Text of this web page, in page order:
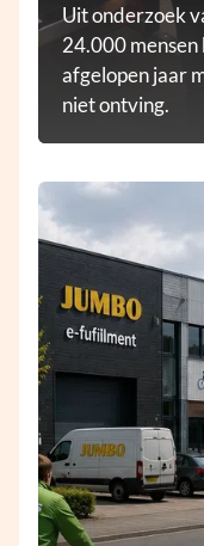
Uit onderzoek
24.000
afgelopen jaar
niet ontving.